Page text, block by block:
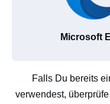
Microsoft
Falls Du bereits
verwendest,